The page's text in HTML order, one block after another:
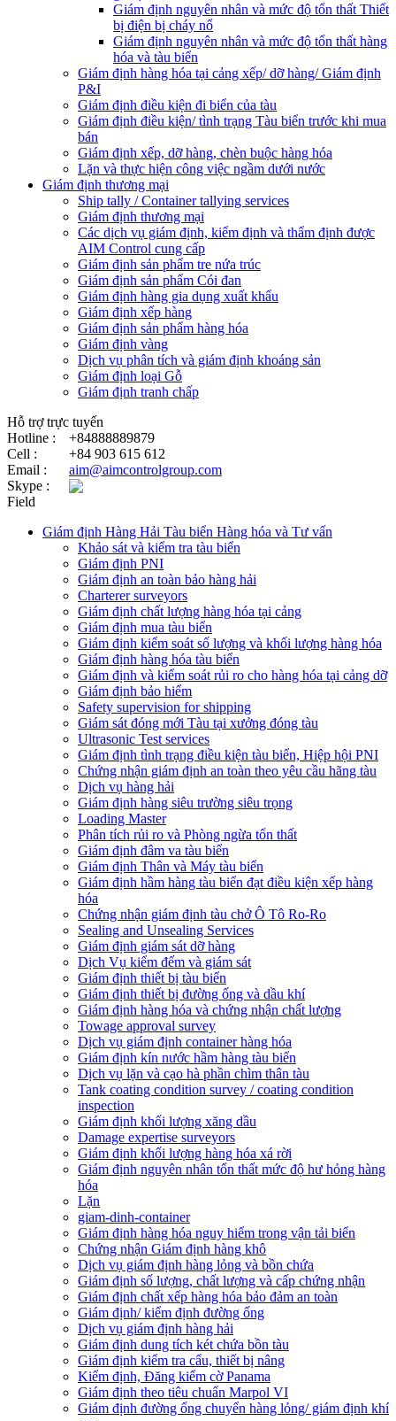
Giám định nguyên nhân và mức độ tổn thất Thiết
bị điện bị cháy nổ
Giám định nguyên nhân và mức độ tổn thất hàng
hóa và tàu biển
Giám định hàng hóa tại cảng xếp/ dỡ hàng/ Giám định
P&I
Giám định điều kiện đi biển của tàu
Giám định điều kiện/ tình trạng Tàu biển trước khi mua
bán
Giám định xếp, dỡ hàng, chèn buộc hàng hóa
Lặn và thực hiện công việc ngầm dưới nước
Giám định thương mại
Ship tally / Container tallying services
Giám định thương mại
Các dịch vụ giám định, kiểm định và thẩm định được
AIM Control cung cấp
Giám định sản phẩm tre nứa trúc
Giám định sản phẩm Cói đan
Giám định hàng gia dụng xuất khẩu
Giám định xếp hàng
Giám định sản phẩm hàng hóa
Giám định vàng
Dịch vụ phân tích và giám định khoáng sản
Giám định loại Gỗ
Giám định tranh chấp
Hỗ trợ trực tuyến
Hotline :
+84888889879
Cell :
+84 903 615 612
Email :
aim@aimcontrolgroup.com
Skype :
Field
Giám định Hàng Hải Tàu biển Hàng hóa và Tư vấn
Khảo sát và kiểm tra tàu biển
Giám định PNI
Giám định an toàn bảo hàng hải
Charterer surveyors
Giám định chất lượng hàng hóa tại cảng
​Giám định mua tàu biển
Giám định kiểm soát số lượng và khối lượng hàng hóa
Giám định hàng hóa tàu biển
Giám định và kiểm soát rủi ro cho hàng hóa tại cảng dỡ
Giám định bảo hiểm
Safety supervision for shipping
Giám sát đóng mới Tàu tại xưởng đóng tàu
Ultrasonic Test services
Giám định tình trạng điều kiện tàu biển, Hiệp hội PNI
Chứng nhận giám định an toàn theo yêu cầu hãng tàu
Dịch vụ hàng hải
Giám định hàng siêu trường siêu trọng
Loading Master
Phân tích rủi ro và Phòng ngừa tổn thất
​Giám định đâm va tàu biển
Giám định Thân và Máy tàu biển
​Giám định hầm hàng tàu biển đạt điều kiện xếp hàng
hóa
Chứng nhận giám định tàu chở Ô Tô Ro-Ro
Sealing and Unsealing Services
Giám định giám sát dỡ hàng
Dịch Vụ kiểm đếm và giám sát
Giám định thiết bị tàu biển
Giám định thiết bị đường ống và dầu khí
Giám định hàng hóa và chứng nhận chất lượng
Towage approval survey
Dịch vụ giám định container hàng hóa
Giám định kín nước hầm hàng tàu biển
Dịch vụ lặn và cạo hà phần chìm thân tàu
Tank coating condition survey / coating condition
inspection
Giám định khối lượng xăng dầu
Damage expertise surveyors
Giám định khối lượng hàng hóa xá rời
Giám định nguyên nhân tổn thất mức độ hư hỏng hàng
hóa
Lặn
giam-dinh-container
Giám định hàng hóa nguy hiểm trong vận tải biển
Chứng nhận Giám định hàng khô
Dịch vụ giám định hàng lỏng và bồn chứa
Giám định số lượng, chất lượng và cấp chứng nhận
Giám định chất xếp hàng hóa bảo đảm an toàn
Giám định/ kiểm định đường ống
Dịch vụ giám định hàng hải
Giám định dung tích két chứa bồn tàu
Giám định kiểm tra cẩu, thiết bị nâng
Kiểm định, Đăng kiểm cờ Panama
Giám định theo tiêu chuẩn Marpol VI
Giám định đường ống chuyển hàng lỏng/ giám định khí